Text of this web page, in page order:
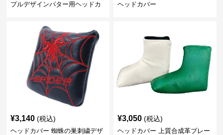
プルデザインパター用ヘッドカ
ヘッドカバー
¥3,140 (税込)
ヘッドカバー 蜘蛛の巣刺繍デザ
¥3,050 (税込)
ヘッドカバー 上質合成革ブレー